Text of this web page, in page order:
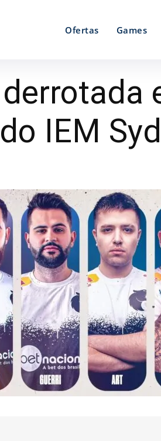
Ofertas Games
derrotada
IEM